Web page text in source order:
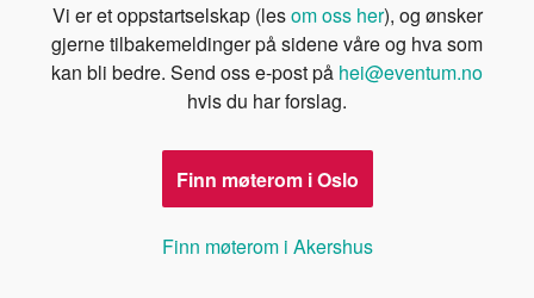
Vi er et oppstartselskap (lesom oss her), og ønsker
gjerne tilbakemeldinger på sidene våre og hva som
kan bli bedre. Send oss e-post på hei@eventum.no
hvis du har forslag.
Finn møterom i Oslo
Finn møterom i Akershus